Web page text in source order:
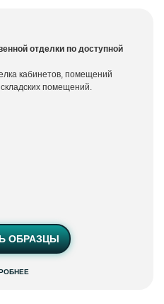
отделки по доступной
кабинетов, помещений
помещений.
ОБРАЗЦЫ